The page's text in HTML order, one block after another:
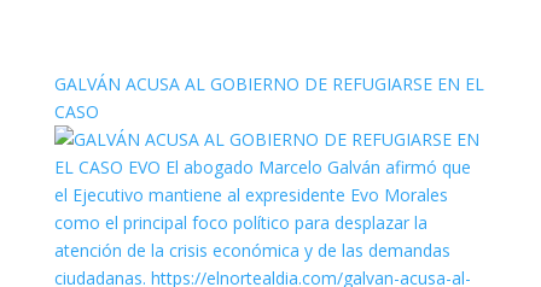
GALVÁN ACUSA AL GOBIERNO DE REFUGIARSE EN EL
CASO